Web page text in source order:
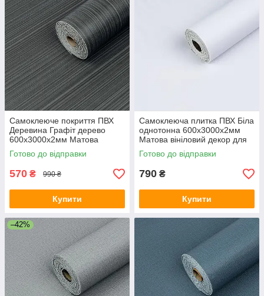
Самоклеюче покриття ПВХ
Деревина Графіт дерево
600х3000х2мм Матова
вінілова плитка для декору
стін SW-00002031
Готово до відправки
570 ₴ 990 ₴
Купити
Самоклеюча плитка ПВХ Біла
однотонна 600х3000х2мм
Матова вініловий декор для
стін SW-00002032
Готово до відправки
790 ₴
Купити
–42%